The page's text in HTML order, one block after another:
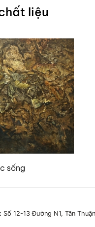
liệu
sống
Số 12-13 Đường N1, Tân